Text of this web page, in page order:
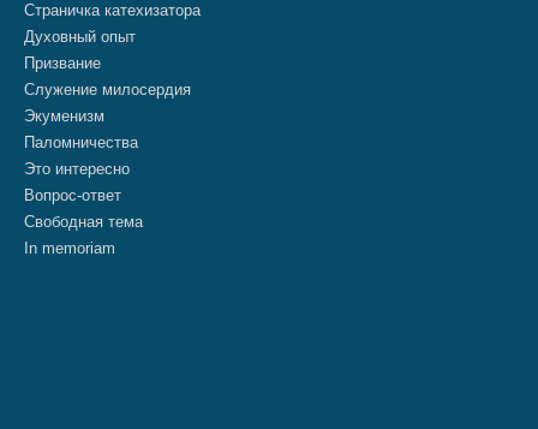
Страничка катехизатора
Духовный опыт
Призвание
Служение милосердия
Экуменизм
Паломничества
Это интересно
Вопрос-ответ
Свободная тема
In memoriam